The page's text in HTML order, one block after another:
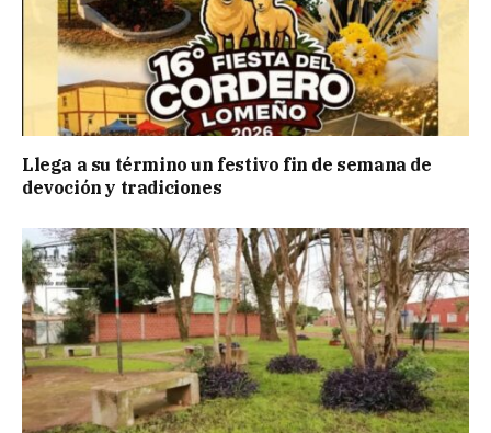
Llega a su término un festivo fin de semana de
devoción y tradiciones